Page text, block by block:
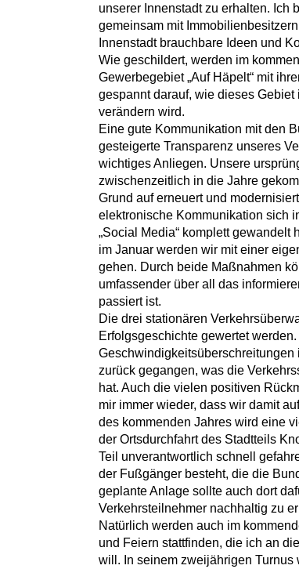
unserer Innenstadt zu erhalten. Ich
gemeinsam mit
Innenstadt brauchbare Ideen und
Wie geschildert, werden im
Gewerbegebiet „Auf Häpelt“ mit
gespannt darauf, wie dieses
verändern wird.
Eine gute Kommunikation mit den
gesteigerte Transparenz unseres
wichtiges Anliegen. Unsere
zwischenzeitlich in die Jahre
Grund auf erneuert und
elektronische Kommunikation sich
„Social Media“ komplett
im Januar werden wir mit einer
gehen. Durch beide Maßnahmen
umfassender über all das
passiert ist.
Die drei stationären
Erfolgsgeschichte gewertet
zurück gegangen, was die
hat. Auch die vielen positiven
mir immer wieder, dass wir damit
des kommenden Jahres wird eine
der Ortsdurchfahrt des Stadtteils
Teil unverantwortlich schnell
der Fußgänger besteht, die die
geplante Anlage sollte auch dort
Verkehrsteilnehmer nachhaltig zu
Natürlich werden auch im
und Feiern stattfinden, die ich an
will. In seinem zweijährigen Turnus